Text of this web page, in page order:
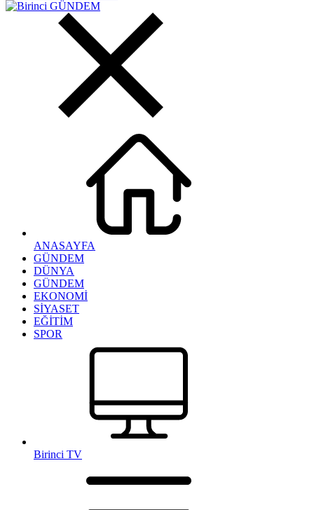
ANASAYFA
GÜNDEM
DÜNYA
GÜNDEM
EKONOMİ
SİYASET
EĞİTİM
SPOR
Birinci TV